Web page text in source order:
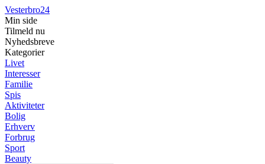
Vesterbro24
Min side
Tilmeld nu
Nyhedsbreve
Kategorier
Livet
Interesser
Familie
Spis
Aktiviteter
Bolig
Erhverv
Forbrug
Sport
Beauty